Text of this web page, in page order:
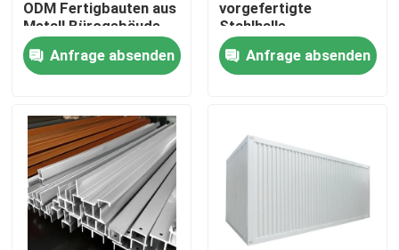
Produkte
Werksbesichtigung
Qualitätskontrolle
ODM Fertigbauten aus
Metall Bürogebäude
Anfrage absenden
vorgefertigte
Stahlhalle
Stahlkonstruktionshalle
Anfrage absenden